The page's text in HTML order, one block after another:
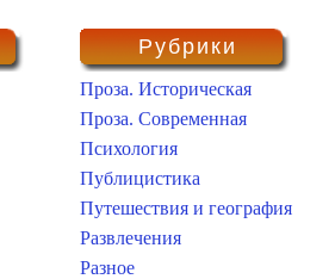
Рубрики
Проза. Историческая
Проза. Современная
Психология
Публицистика
Путешествия и география
Развлечения
Разное